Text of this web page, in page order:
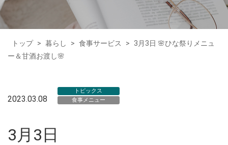
トップ > 暮らし > 食事サービス >
3月3日 🌸ひな祭りメニュ
ー＆甘酒お渡し🌸
2023.03.08
トピックス
食事メニュー
3月3日